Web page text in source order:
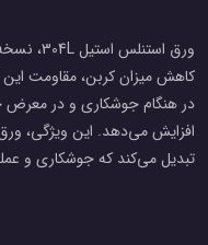
کاهش میزان کربن، مقاومت این
در هنگام جوشکاری و در معرض
تبدیل می‌کند که جوشکاری و